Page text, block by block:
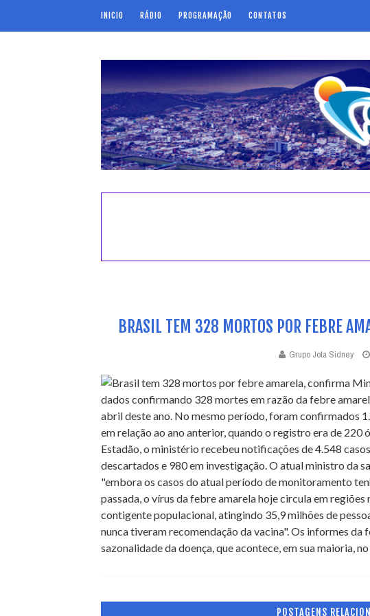
INICIO RÁDIO PROGRAMAÇÃO CONTATOS
BRASIL TEM 328 MORTOS POR FEBRE
Grupo Jota Sidney
dados confirmando 328 mortes em razão da febre
abril deste ano. No mesmo período, foram confirmados
em relação ao ano anterior, quando o registro era de 220
Estadão, o ministério recebeu notificações de 4.548
descartados e 980 em investigação. O atual ministro da
"embora os casos do atual período de monitoramento
passada, o vírus da febre amarela hoje circula em
contigente populacional, atingindo 35,9 milhões de
nunca tiveram recomendação da vacina". Os informes da
sazonalidade da doença, que acontece, em sua maioria,
POSTAGENS